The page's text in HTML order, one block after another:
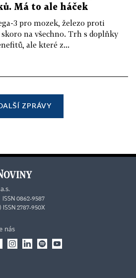
Má to ale háček
3 pro mozek, železo proti
na všechno. Trh s doplňky
ale které z...
ZPRÁVY
0862-9587
2787-950X
nás